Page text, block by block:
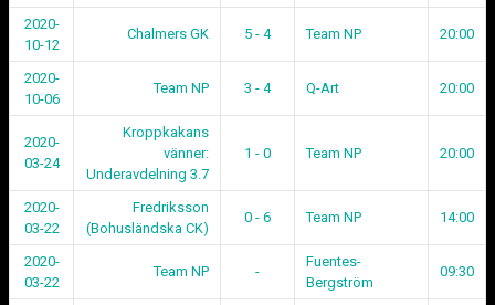
2020-
10-12
Chalmers GK 5 - 4 Team NP 20:00
2020-
10-06
Team NP 3 - 4 Q-Art 20:00
2020-
03-24
Kroppkakans
vänner:
Underavdelning 3.7
1 - 0 Team NP 20:00
2020-
03-22
Fredriksson
(Bohusländska CK)
0 - 6 Team NP 14:00
2020-
03-22
Team NP -
Fuentes-
Bergström
09:30